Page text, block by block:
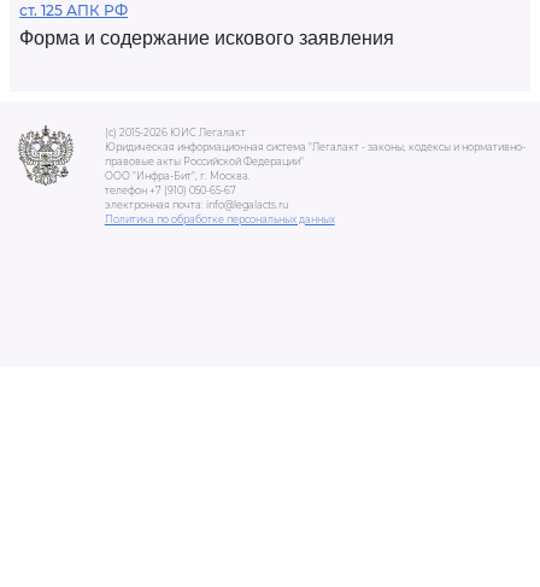
ст. 125 АПК РФ
Форма и содержание искового заявления
(c) 2015-2026 ЮИС Легалакт
Юридическая информационная система "Легалакт - законы, кодексы и нормативно-
правовые акты Российской Федерации"
ООО "Инфра-Бит", г. Москва.
телефон +7 (910) 050-65-67
электронная почта: info@legalacts.ru
Политика по обработке персональных данных